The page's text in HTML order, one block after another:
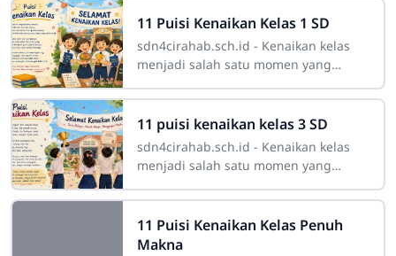
11 Puisi Kenaikan Kelas 1 SD
sdn4cirahab.sch.id - Kenaikan kelas
menjadi salah satu momen yang
kelas 1 SD. Setelah belajar membaca,
menulis,
11 puisi kenaikan kelas 3 SD
sdn4cirahab.sch.id - Kenaikan kelas
menjadi salah satu momen yang
kelas 3 Sekolah Dasar. Setelah belajar
membaca,
11 Puisi Kenaikan Kelas Penuh
Makna